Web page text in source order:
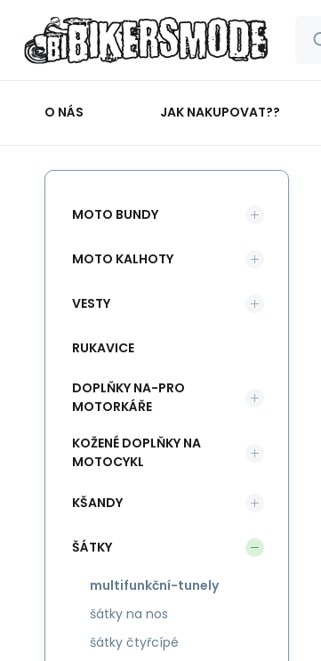
O NÁS JAK NAKUPOVAT??
MOTO BUNDY
MOTO KALHOTY
VESTY
RUKAVICE
DOPLŇKY NA-PRO
MOTORKÁŘE
KOŽENÉ DOPLŇKY NA
MOTOCYKL
KŠANDY
ŠÁTKY
multifunkční-tunely
šátky na nos
šátky čtyřcípé